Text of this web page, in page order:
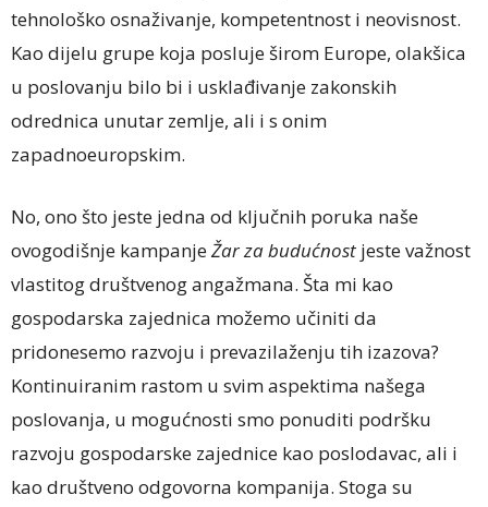
tehnološko osnaživanje, kompetentnost i neovisnost.
Kao dijelu grupe koja posluje širom Europe, olakšica
u poslovanju bilo bi i usklađivanje zakonskih
odrednica unutar zemlje, ali i s onim
zapadnoeuropskim.
No, ono što jeste jedna od ključnih poruka naše
ovogodišnje kampanjeŽar za budućnost jeste važnost
vlastitog društvenog angažmana. Šta mi kao
gospodarska zajednica možemo učiniti da
pridonesemo razvoju i prevazilaženju tih izazova?
Kontinuiranim rastom u svim aspektima našega
poslovanja, u mogućnosti smo ponuditi podršku
razvoju gospodarske zajednice kao poslodavac, ali i
kao društveno odgovorna kompanija. Stoga su